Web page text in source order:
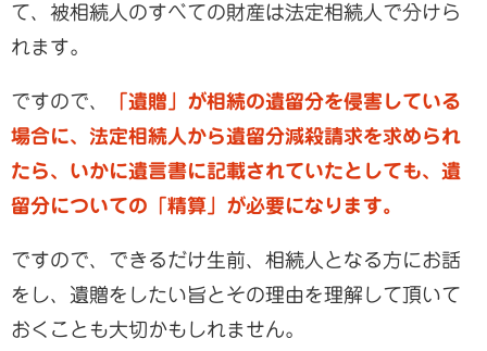
て、被相続人のすべての財産は法定相続人で分けら
れます。
ですので、
「遺贈」が相続の遺留分を侵害している
場合に、法定相続人から遺留分減殺請求を求められ
たら、いかに遺言書に記載されていたとしても、遺
留分についての「精算」が必要になります。
ですので、できるだけ生前、相続人となる方にお話
をし、遺贈をしたい旨とその理由を理解して頂いて
おくことも大切かもしれません。